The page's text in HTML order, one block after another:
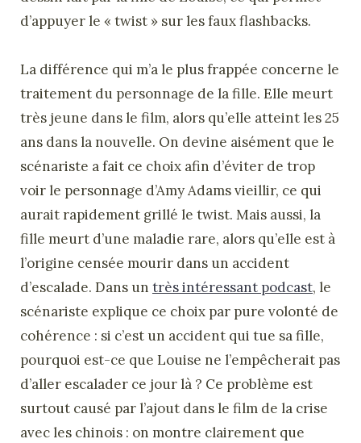
d’appuyer le « twist » sur les faux flashbacks.
La différence qui m’a le plus frappée concerne le
traitement du personnage de la fille. Elle meurt
très jeune dans le film, alors qu’elle atteint les 25
ans dans la nouvelle. On devine aisément que le
scénariste a fait ce choix afin d’éviter de trop
voir le personnage d’Amy Adams vieillir, ce qui
aurait rapidement grillé le twist. Mais aussi, la
fille meurt d’une maladie rare, alors qu’elle est à
l’origine censée mourir dans un accident
d’escalade. Dans un très intéressant podcast, le
scénariste explique ce choix par pure volonté de
cohérence : si c’est un accident qui tue sa fille,
pourquoi est-ce que Louise ne l’empêcherait pas
d’aller escalader ce jour là ? Ce problème est
surtout causé par l’ajout dans le film de la crise
avec les chinois : on montre clairement que